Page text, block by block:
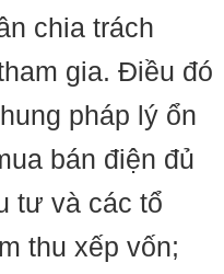
chia trách
gia. Điều đó
pháp lý ổn
bán điện đủ
tư và các tổ
thu xếp vốn;